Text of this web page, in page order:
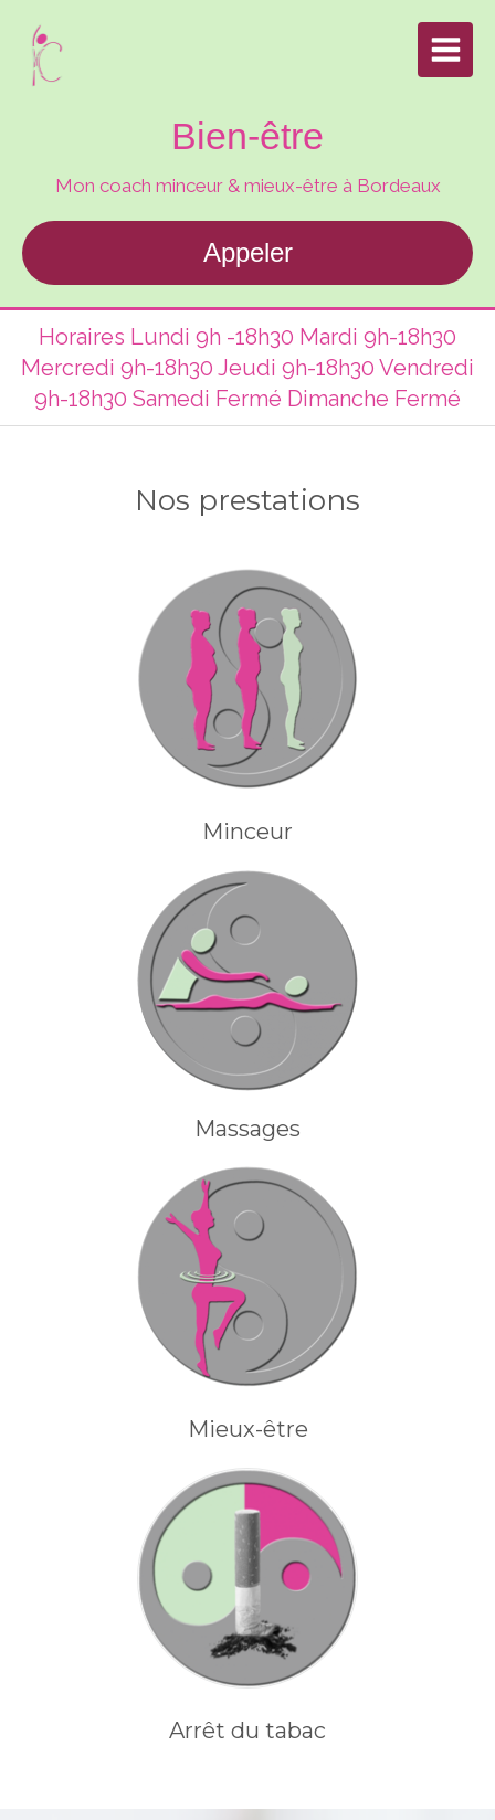
Bien-être
Mon coach minceur & mieux-être à Bordeaux
Appeler
Horaires Lundi 9h -18h30 Mardi 9h-18h30
Mercredi 9h-18h30 Jeudi 9h-18h30 Vendredi
9h-18h30 Samedi Fermé Dimanche Fermé
Nos prestations
Minceur
Massages
Mieux-être
Arrêt du tabac